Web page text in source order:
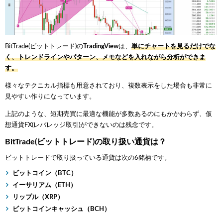
BitTrade(ビットトレード)のTradingViewは、 単にチャートを見るだけでな
く、トレンドラインやパターン、メモなどを入れながら分析ができま
す。
様々なテクニカル指標も用意されており、複数表示をした場合も非常に
見やすい作りになっています。
上記のような、短期売買に最適な機能が多数あるのにもかかわらず、仮
想通貨FX(レバレッジ取引)ができないのは残念です。
BitTrade(ビットトレード)の取り扱い通貨は？
ビットトレードで取り扱っている通貨は次の6銘柄です。
ビットコイン（BTC）
イーサリアム（ETH）
リップル（XRP）
ビットコインキャッシュ（BCH）